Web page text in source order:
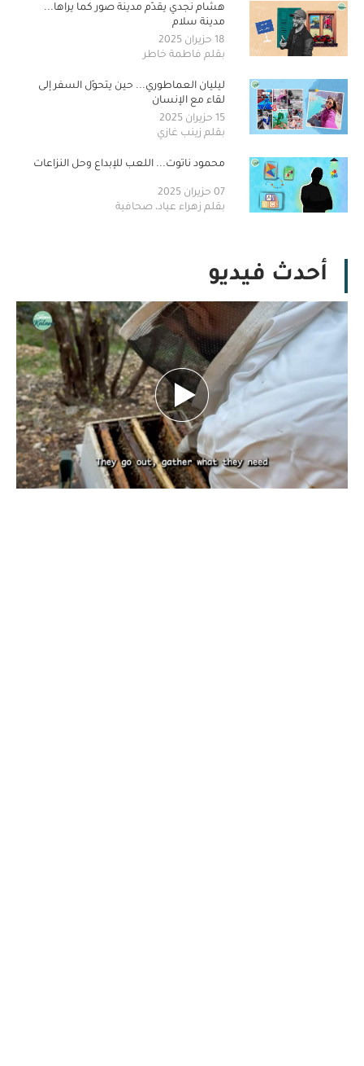
هشام نجدي يقدّم مدينة صور كما يراها...
مدينة سلام
18 حزيران 2025
بقلم فاطمة خاطر
ليليان العماطوري... حين يتحوّل السفر إلى
لقاء مع الإنسان
15 حزيران 2025
بقلم زينب غازي
محمود ناتوت... اللعب للإبداع وحل النزاعات
07 حزيران 2025
بقلم زهراء عياد، صحافية
أحدث فيديو